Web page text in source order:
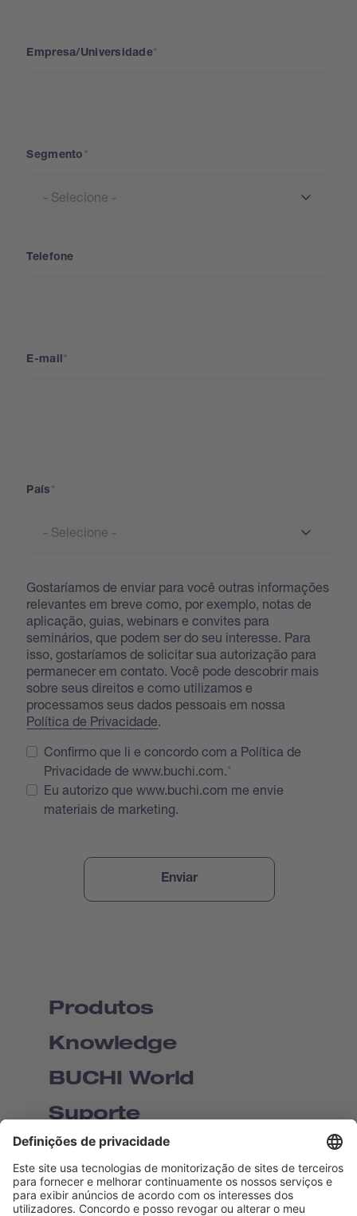
Empresa/Universidade
Segmento
Telefone
E-mail
País
Gostaríamos de enviar para você outras informações
relevantes em breve como, por exemplo, notas de
aplicação, guias, webinars e convites para
seminários, que podem ser do seu interesse. Para
isso, gostaríamos de solicitar sua autorização para
permanecer em contato. Você pode descobrir mais
sobre seus direitos e como utilizamos e
processamos seus dados pessoais em nossa
Política de Privacidade
Confirmo que li e concordo com a Política de
Privacidade de www.buchi.com.
Eu autorizo que www.buchi.com me envie
materiais de marketing.
Produtos
Knowledge
BUCHI World
Suporte
Shop
Contact us